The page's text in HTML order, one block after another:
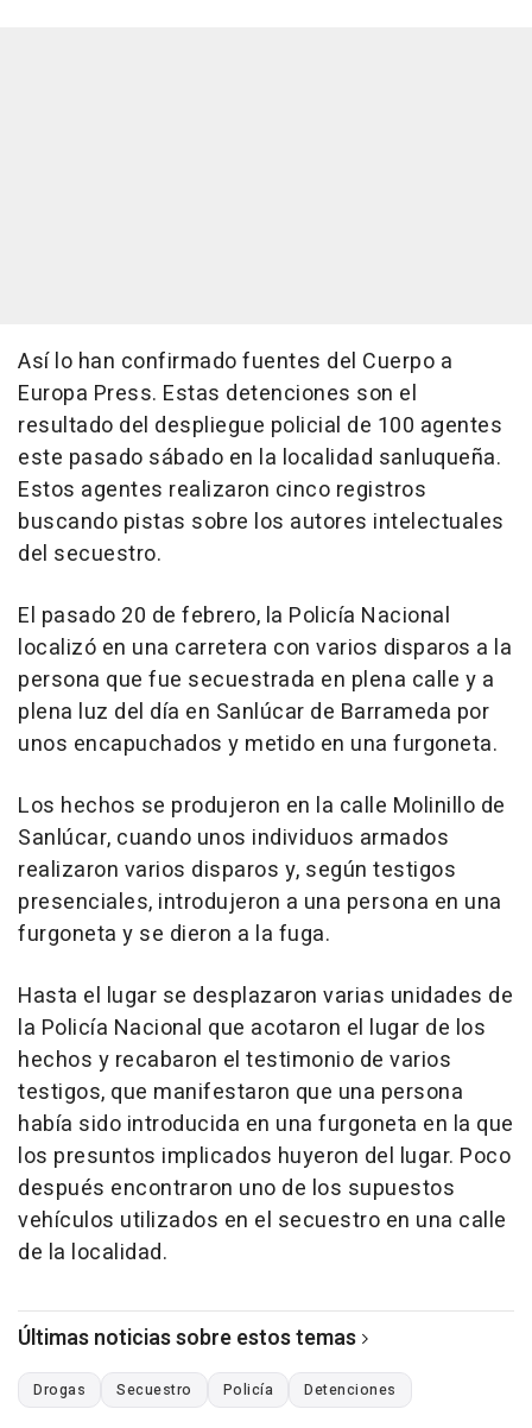
Así lo han confirmado fuentes del Cuerpo a
Europa Press. Estas detenciones son el
resultado del despliegue policial de 100 agentes
este pasado sábado en la localidad sanluqueña.
Estos agentes realizaron cinco registros
buscando pistas sobre los autores intelectuales
del secuestro.
El pasado 20 de febrero, la Policía Nacional
localizó en una carretera con varios disparos a la
persona que fue secuestrada en plena calle y a
plena luz del día en Sanlúcar de Barrameda por
unos encapuchados y metido en una furgoneta.
Los hechos se produjeron en la calle Molinillo de
Sanlúcar, cuando unos individuos armados
realizaron varios disparos y, según testigos
presenciales, introdujeron a una persona en una
furgoneta y se dieron a la fuga.
Hasta el lugar se desplazaron varias unidades de
la Policía Nacional que acotaron el lugar de los
hechos y recabaron el testimonio de varios
testigos, que manifestaron que una persona
había sido introducida en una furgoneta en la que
los presuntos implicados huyeron del lugar. Poco
después encontraron uno de los supuestos
vehículos utilizados en el secuestro en una calle
de la localidad.
Últimas noticias sobre estos temas
Drogas Secuestro Policía Detenciones